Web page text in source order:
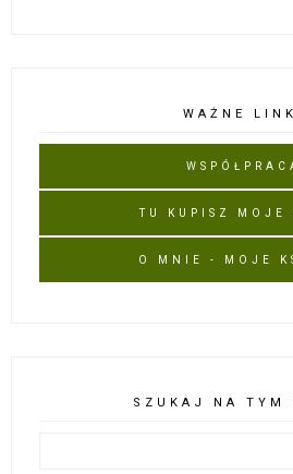
WAŻNE
TU KUPISZ MOJE
O MNIE - MOJE
SZUKAJ NA TYM